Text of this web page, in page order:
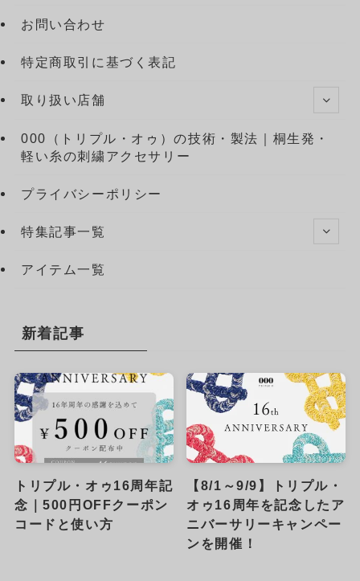
お問い合わせ
特定商取引に基づく表記
取り扱い店舗
000（トリプル・オゥ）の技術・製法｜桐生発・
軽い糸の刺繍アクセサリー
プライバシーポリシー
特集記事一覧
アイテム一覧
新着記事
トリプル・オゥ16周年記
念｜500円OFFクーポン
コードと使い方
【8/1～9/9】トリプル・
オゥ16周年を記念したア
ニバーサリーキャンペー
ンを開催！